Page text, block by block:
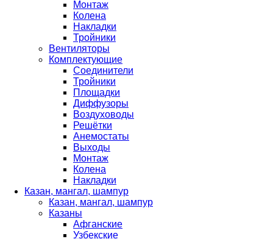
Монтаж
Колена
Накладки
Тройники
Вентиляторы
Комплектующие
Соединители
Тройники
Площадки
Диффузоры
Воздуховоды
Решётки
Анемостаты
Выходы
Монтаж
Колена
Накладки
Казан, мангал, шампур
Казан, мангал, шампур
Казаны
Афганские
Узбекские